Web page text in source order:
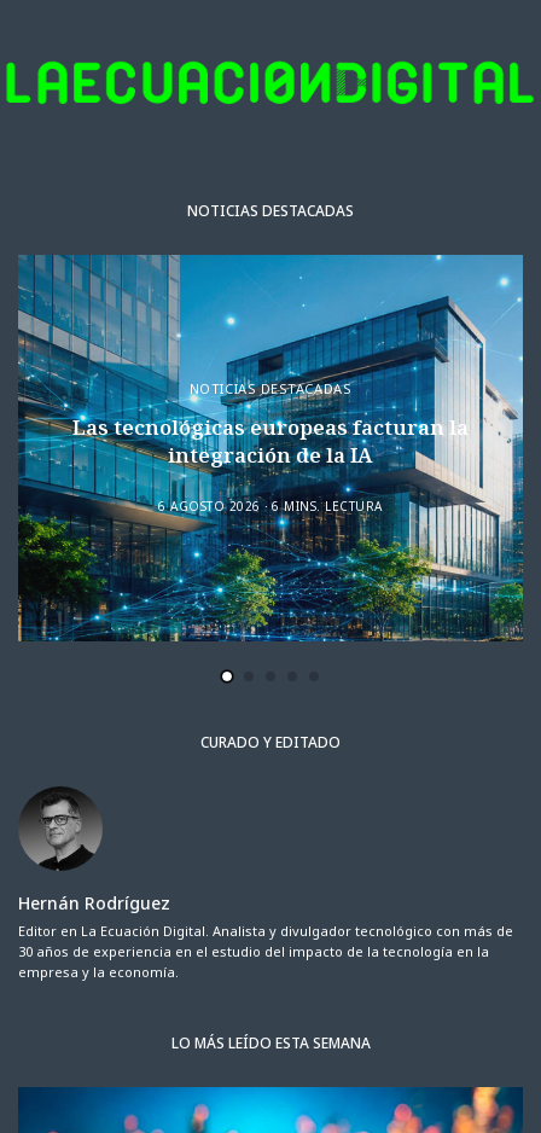
NOTICIAS DESTACADAS
NOTICIAS DESTACADAS
Las tecnológicas europeas facturan la
integración de la IA
6 AGOSTO 2026 6 MINS. LECTURA
CURADO Y EDITADO
Hernán Rodríguez
Editor en La Ecuación Digital. Analista y divulgador tecnológico con más de
30 años de experiencia en el estudio del impacto de la tecnología en la
empresa y la economía.
LO MÁS LEÍDO ESTA SEMANA